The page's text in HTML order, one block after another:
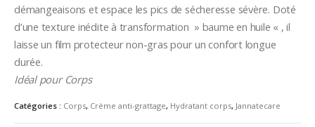
démangeaisons et espace les pics de sécheresse sévère. Doté
d’une texture inédite à transformation » baume en huile « , il
laisse un film protecteur non-gras pour un confort longue
durée.
Idéal pour Corps
Catégories : Corps, Crème anti-grattage, Hydratant corps, Jannatecare